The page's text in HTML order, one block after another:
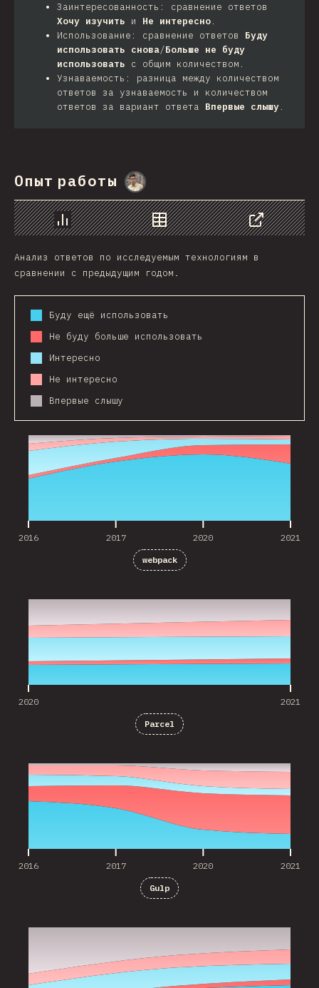
Заинтересованность: сравнение ответов
Хочу изучить и Не интересно.
Использование: сравнение ответов Буду
использовать снова/Больше не буду
использовать с общим количеством.
Узнаваемость: разница между количеством
ответов за узнаваемость и количеством
ответов за вариант ответа Впервые слышу.
Опыт работы
График Данные
Поделиться
Анализ ответов по исследуемым технологиям в
сравнении с предыдущим годом.
Буду ещё использовать
Не буду больше использовать
Интересно
Не интересно
Впервые слышу
2016 2017 2020 2021
2016 2017 2020 2021
webpack
2020 2021
Parcel
2016 2017 2020 2021
Gulp